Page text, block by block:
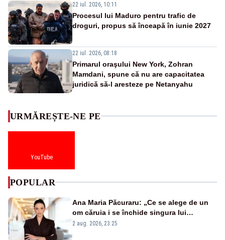
22 iul. 2026, 10:11
Procesul lui Maduro pentru trafic de
droguri, propus să înceapă în iunie 2027
22 iul. 2026, 08:18
Primarul oraşului New York, Zohran
Mamdani, spune că nu are capacitatea
juridică să-l aresteze pe Netanyahu
URMĂREȘTE-NE PE
YouTube
POPULAR
Ana Maria Păcuraru: „Ce se alege de un
om căruia i se închide singura lui
portiță?”
2 aug. 2026, 23:25